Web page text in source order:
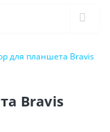
для планшета Bravis
Bravis